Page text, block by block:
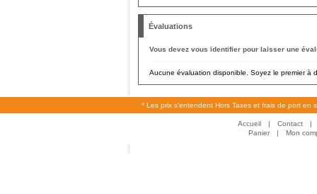
Évaluations
Vous devez vous identifier pour laisser une
Aucune évaluation disponible. Soyez le premier à
* Les prix s'entendent Hors Taxes et frais de port en
Accueil | Contact
|
Panier
| Mon